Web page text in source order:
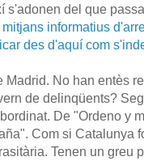
s'adonen del que
informatius
des d'aquí com
Madrid. No han entès
de delinqüents?
De "Ordeno y
Com si Catalunya
Tenen un greu